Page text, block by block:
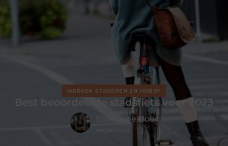
WERKEN STUDEREN EN HOBBY
Best beoordeelde stadsfiets voor 2023
Emma de Boer